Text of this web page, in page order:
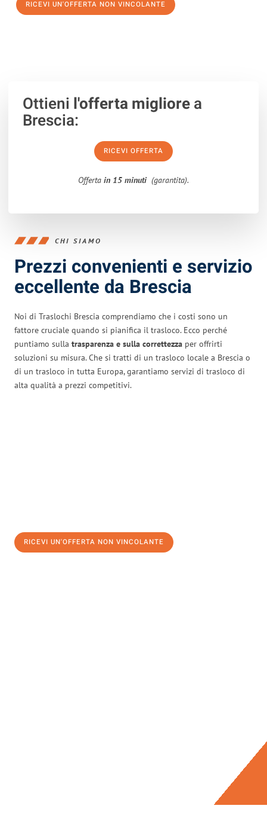
RICEVI UN'OFFERTA NON VINCOLANTE
Ottieni l'offerta migliorea
Brescia:
RICEVI OFFERTA
Offerta in 15 minuti (garantita).
CHI SIAMO
Prezzi convenienti e servizio
eccellente da Brescia
Noi di Traslochi Brescia comprendiamo che i costi sono un
fattore cruciale quando si pianifica il trasloco. Ecco perché
puntiamo sulla trasparenza e sulla correttezza per offrirti
soluzioni su misura. Che si tratti di un trasloco locale a Brescia o
di un trasloco in tutta Europa, garantiamo servizi di trasloco di
alta qualità a prezzi competitivi.
RICEVI UN'OFFERTA NON VINCOLANTE